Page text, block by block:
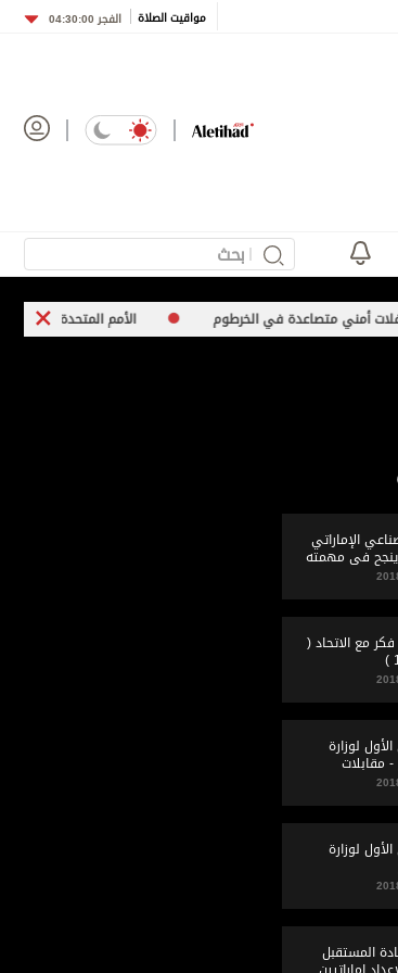
مواقيت الصلاة الفجر 04:30:00
في الخرطوم الأمم المتحدة تعرب عن قلقها إزاء
الإماراتي
مع الاتحاد (
لوزارة
مقابلات
لوزارة
المستقبل